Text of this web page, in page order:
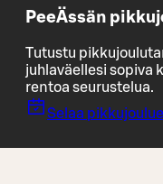
PeeÄssän
Tutustu
juhlaväellesi sopiva
rentoa seurustelua.
Selaa